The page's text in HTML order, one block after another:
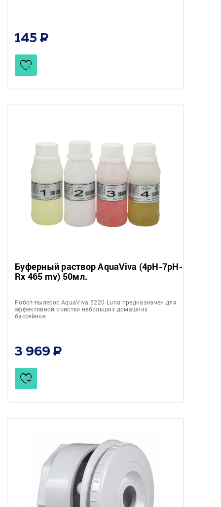
145
Буферный раствор AquaViva (4pH-7pH-
Rx 465 mv) 50мл.
Робот-пылесоc AquaViva 5220 Luna предназначен для
эффективной очистки небольших домашних
бассейнов…
3 969